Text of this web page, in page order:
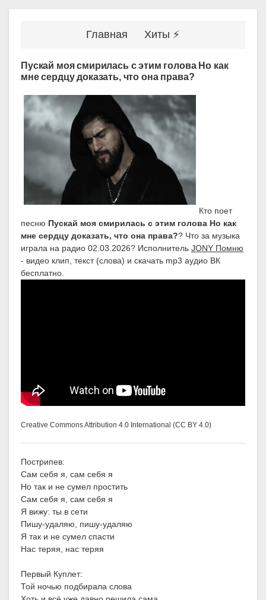
Главная Хиты ⚡
Пускай моя смирилась с этим голова Но как
мне сердцу доказать, что она права?
Кто поет
песню Пускай моя смирилась с этим голова Но как
мне сердцу доказать, что она права?? Что за музыка
играла на радио 02.03.2026? Исполнитель JONY Помню
- видео клип, текст (слова) и скачать mp3 аудио ВК
бесплатно.
Creative Commons Attribution 4.0 International (CC BY 4.0)
Пострипев:
Сам себя я, сам себя я
Но так и не сумел простить
Сам себя я, сам себя я
Я вижу: ты в сети
Пишу-удаляю, пишу-удаляю
Я так и не сумел спасти
Нас теряя, нас теряя
Первый Куплет:
Той ночью подбирала слова